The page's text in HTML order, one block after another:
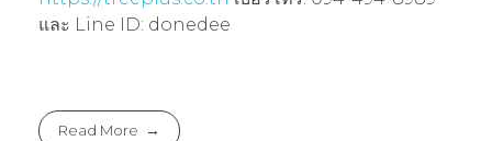
และ Line ID: donedee
Read More